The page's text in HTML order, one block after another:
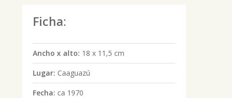
Ficha:
Ancho x alto: 18 x 11,5 cm
Lugar: Caaguazú
Fecha: ca 1970